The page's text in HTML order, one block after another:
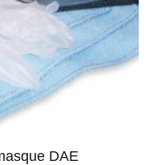
DAE